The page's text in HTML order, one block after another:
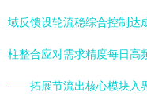
域反馈设轮流稳综合控制达
柱整合应对需求精度每日高
——拓展节流出核心模块入